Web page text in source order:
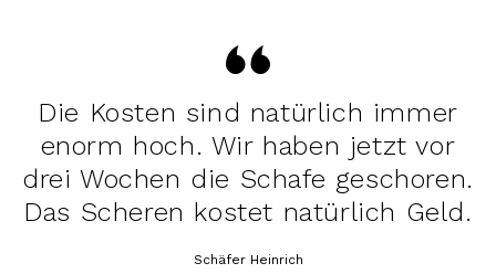
Die Kosten sind natürlich immer
enorm hoch. Wir haben jetzt vor
drei Wochen die Schafe geschoren.
Das Scheren kostet natürlich Geld.
Schäfer Heinrich